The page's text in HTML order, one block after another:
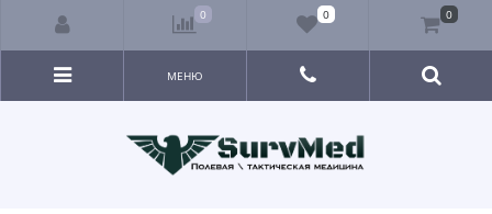
МЕНЮ
0 0 0